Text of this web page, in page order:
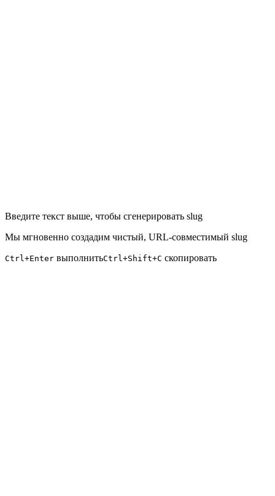
Введите текст выше, чтобы сгенерировать slug
Мы мгновенно создадим чистый, URL-совместимый slug
Ctrl+Enter выполнитьCtrl+Shift+C скопировать